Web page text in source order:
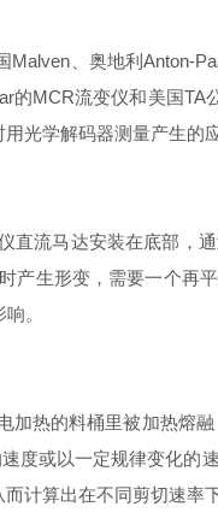
、奥地利Anton-
MCR流变仪和美国
光学解码器测量产生的
马达安装在底部，
生形变，需要一个再
。
的料桶里被加热熔
或以一定规律变化
计算出在不同剪切速率